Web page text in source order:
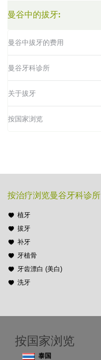
曼谷中的拔牙:
曼谷中拔牙的费用
曼谷牙科诊所
关于拔牙
按国家浏览
按治疗浏览曼谷牙科诊所
植牙
拔牙
补牙
牙植骨
牙齿漂白 (美白)
洗牙
按国家浏览
泰国